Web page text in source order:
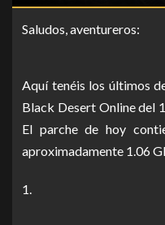
Saludos, aventureros:
Aquí tenéis los últimos
Black Desert Online del
El parche de hoy
aproximadamente 1.06